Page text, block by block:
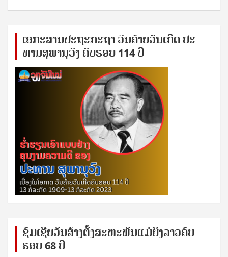
ເອ​ກະ​ສານ​ປະ​ຖະ​ກະ​ຖ​າ ວັນ​ຄ້າຍ​ວັນ​ເກີດ ປ​ະ​
ທານ​ສຸ​ພາ​ນຸ​ວົງ ຄົບ​ຮອບ 114 ປີ
ຊົ​ມ​ເຊີຍ​ວັນ​ສ້າງ​ຕັ້ງ​ສະ​ຫະ​ພັນ​ແມ່​ຍິງ​​ລາວຄົບ​
ຮອບ 68 ປິ